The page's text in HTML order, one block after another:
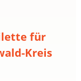
für
Kreis